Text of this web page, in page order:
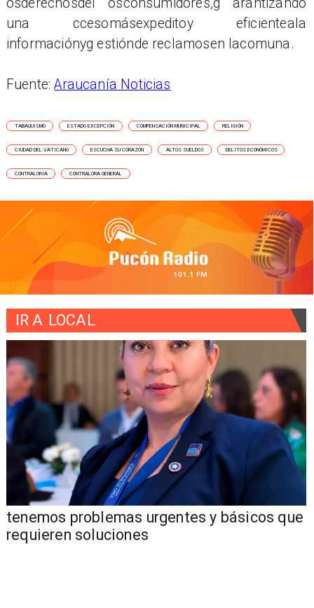
una ccesomásexpeditoy eficienteala
informaciónyg estiónde reclamosen lacomuna.
Fuente:Araucanía Noticias
TABAQUISMO ESTADO EXCEPCIÓN COMPENSACIÓN MUNICIPAL RELIGIÓN
CIUDAD DEL VATICANO ESCUCHA SU CORAZÓN ALTOS SUELDOS DELITOS ECONÓMICOS
CONTRALORIA CONTRALORA GENERAL
IR A LOCAL
tenemos problemas urgentes y básicos que
requieren soluciones